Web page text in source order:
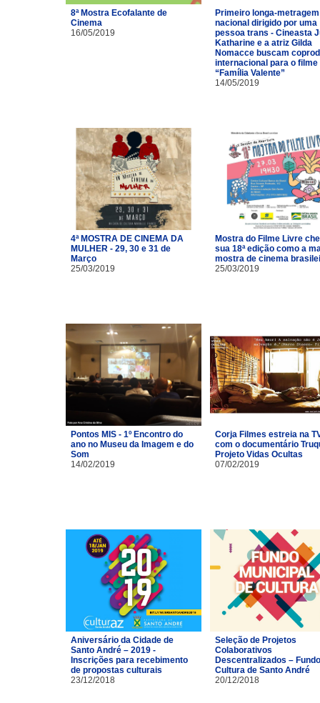
8ª Mostra Ecofalante de
Cinema
16/05/2019
Primeiro longa-metragem
nacional dirigido por uma
pessoa trans - Cineasta
Katharine e a atriz Gilda
Nomacce buscam
internacional para o filme
“Família Valente”
14/05/2019
4ª MOSTRA DE CINEMA DA
MULHER - 29, 30 e 31 de
Março
25/03/2019
Mostra do Filme Livre
sua 18ª edição como a
mostra de cinema
25/03/2019
Pontos MIS - 1º Encontro do
ano no Museu da Imagem e do
Som
14/02/2019
Corja Filmes estreia na
com o documentário
Projeto Vidas Ocultas
07/02/2019
Aniversário da Cidade de
Santo André – 2019 -
Inscrições para recebimento
de propostas culturais
23/12/2018
Seleção de Projetos
Colaborativos
Descentralizados –
Cultura de Santo André
20/12/2018